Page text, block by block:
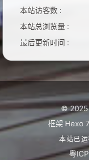
本站访客数 :
本站总浏览量 :
最后更新时间 :
© 2025
框架 Hexo
本站已
粤